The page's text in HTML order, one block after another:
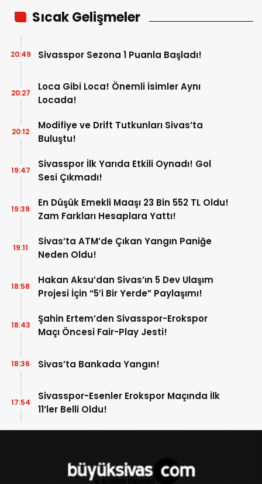
Sıcak Gelişmeler
Sivasspor Sezona 1 Puanla Başladı!
20:49
Loca Gibi Loca! Önemli İsimler Aynı
Locada!
20:27
Modifiye ve Drift Tutkunları Sivas’ta
Buluştu!
20:12
Sivasspor İlk Yarıda Etkili Oynadı! Gol
Sesi Çıkmadı!
19:47
En Düşük Emekli Maaşı 23 Bin 552 TL Oldu!
Zam Farkları Hesaplara Yattı!
19:39
Sivas’ta ATM’de Çıkan Yangın Paniğe
Neden Oldu!
19:11
Hakan Aksu’dan Sivas’ın 5 Dev Ulaşım
Projesi İçin “5’i Bir Yerde” Paylaşımı!
18:58
Şahin Ertem’den Sivasspor-Erokspor
Maçı Öncesi Fair-Play Jesti!
18:43
Sivas’ta Bankada Yangın!
18:36
Sivasspor-Esenler Erokspor Maçında İlk
11’ler Belli Oldu!
17:54